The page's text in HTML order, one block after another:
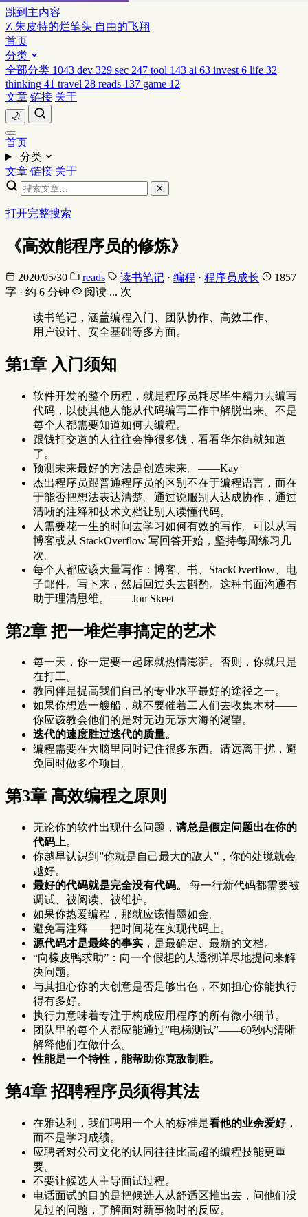
跳到主内容
Z 朱皮特的烂笔头 自由的飞翔
首页
分类
全部分类 1043 dev 329 sec 247 tool 143 ai 63 invest 6 life 32
thinking 41 travel 28 reads 137 game 12
文章 链接 关于
🌙
首页
分类
文章 链接 关于
✕
打开完整搜索
《高效能程序员的修炼》
2020/05/30 reads 读书笔记 · 编程 · 程序员成长
1857
字 · 约 6 分钟
阅读 ... 次
读书笔记，涵盖编程入门、团队协作、高效工作、
用户设计、安全基础等多方面。
第1章 入门须知
软件开发的整个历程，就是程序员耗尽毕生精力去编写
代码，以使其他人能从代码编写工作中解脱出来。不是
每个人都需要知道如何去编程。
跟钱打交道的人往往会挣很多钱，看看华尔街就知道
了。
预测未来最好的方法是创造未来。——Kay
杰出程序员跟普通程序员的区别不在于编程语言，而在
于能否把想法表达清楚。通过说服别人达成协作，通过
清晰的注释和技术文档让别人读懂代码。
人需要花一生的时间去学习如何有效的写作。可以从写
博客或从 StackOverflow 写回答开始，坚持每周练习几
次。
每个人都应该大量写作：博客、书、StackOverflow、电
子邮件。写下来，然后回过头去斟酌。这种书面沟通有
助于理清思维。——Jon Skeet
第2章 把一堆烂事搞定的艺术
每一天，你一定要一起床就热情澎湃。否则，你就只是
在打工。
教同伴是提高我们自己的专业水平最好的途径之一。
如果你想造一艘船，就不要催着工人们去收集木材——
你应该教会他们的是对无边无际大海的渴望。
迭代的速度胜过迭代的质量。
编程需要在大脑里同时记住很多东西。请远离干扰，避
免同时做多个项目。
第3章 高效编程之原则
无论你的软件出现什么问题， 请总是假定问题出在你的
代码上。
你越早认识到”你就是自己最大的敌人”，你的处境就会
越好。
最好的代码就是完全没有代码。
每一行新代码都需要被
调试、被阅读、被维护。
如果你热爱编程，那就应该惜墨如金。
避免写注释——把时间花在实现代码上。
源代码才是最终的事实 ，是最确定、最新的文档。
“向橡皮鸭求助”：向一个假想的人透彻详尽地提问来解
决问题。
与其担心你的大创意是否足够出色，不如担心你能执行
得有多好。
执行力意味着专注于构成应用程序的所有微小细节。
团队里的每个人都应能通过”电梯测试”——60秒内清晰
解释他们在做什么。
性能是一个特性，能帮助你克敌制胜。
第4章 招聘程序员须得其法
在雅达利，我们聘用一个人的标准是看他的业余爱好，
而不是学习成绩。
应聘者对公司文化的认同往往比高超的编程技能更重
要。
不要让候选人主导面试过程。
电话面试的目的是把候选人从舒适区推出去，问他们没
见过的问题，了解面对新事物时的反应。